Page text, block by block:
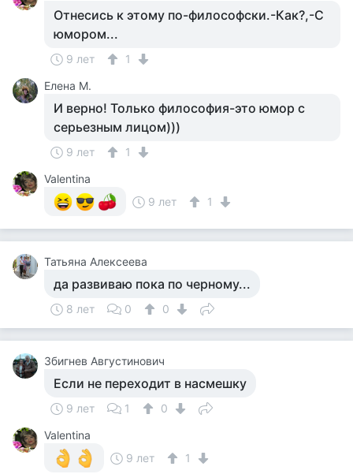
Отнесись к этому по-философски.-Как?,-С
юмором...
9 лет
1
Елена М.
И верно! Только философия-это юмор с
серьезным лицом)))
9 лет
1
Valentina
9 лет
1
Татьяна Алексеева
да развиваю пока по черному...
8 лет 0 0
Збигнев Августинович
Если не переходит в насмешку
9 лет 1
0
Valentina
9 лет
1